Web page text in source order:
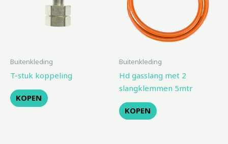
Buitenkleding
T-stuk koppeling
KOPEN
Buitenkleding
Hd gasslang met 2
slangklemmen 5mtr
KOPEN